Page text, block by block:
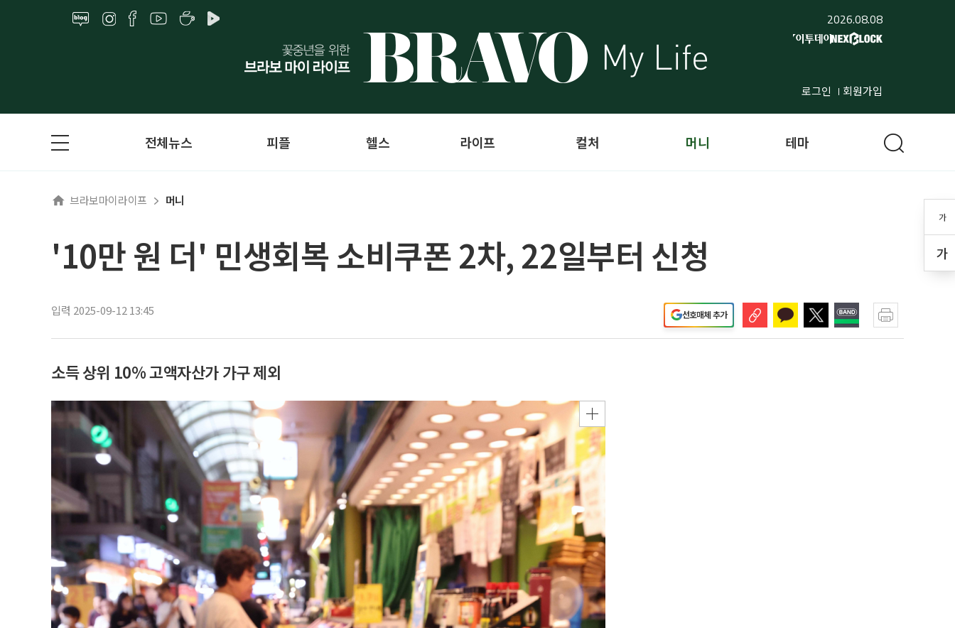
2026.08.08
로그인 회원가입
가
가
전체뉴스 피플 헬스 라이프 컬처 머니 테마
브라보마이라이프 머니
'10만 원 더' 민생회복 소비쿠폰 2차, 22일부터 신청
입력 2025-09-12 13:45 선호매체 추가
소득 상위 10% 고액자산가 가구 제외